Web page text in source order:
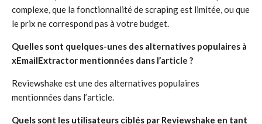
complexe, que la fonctionnalité de scraping est limitée, ou que
le prix ne correspond pas à votre budget.
Quelles sont quelques-unes des alternatives populaires à
xEmailExtractor mentionnées dans l’article ?
Reviewshake est une des alternatives populaires
mentionnées dans l’article.
Quels sont les utilisateurs ciblés par Reviewshake en tant